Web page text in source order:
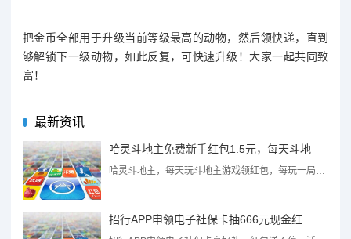
把金币全部用于升级当前等级最高的动物，然后领快递，直到
够解锁下一级动物，如此反复，可快速升级！大家一起共同致
富！
最新资讯
哈灵斗地主免费新手红包1.5元，每天斗地
招行APP申领电子社保卡抽666元现金红